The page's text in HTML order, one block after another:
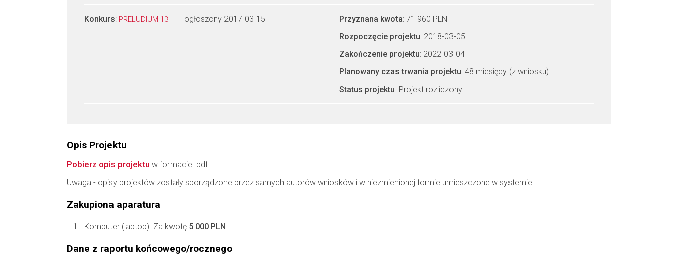
Konkurs: PRELUDIUM 13 - ogłoszony 2017-03-15 Przyznana kwota: 71 960 PLN
Rozpoczęcie projektu: 2018-03-05
Zakończenie projektu: 2022-03-04
Planowany czas trwania projektu: 48 miesięcy (z wniosku)
Status projektu: Projekt rozliczony
Opis Projektu
Pobierz opis projektu w formacie .pdf
Uwaga - opisy projektów zostały sporządzone przez samych autorów wniosków i w niezmienionej formie umieszczone w systemie.
Zakupiona aparatura
Komputer (laptop). Za kwotę 5 000 PLN
Dane z raportu końcowego/rocznego